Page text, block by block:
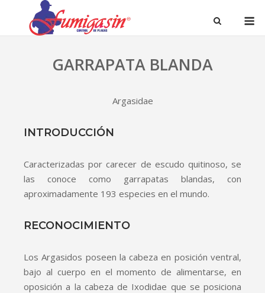
GARRAPATA BLANDA
Argasidae
INTRODUCCIÓN
Caracterizadas por carecer de escudo quitinoso, se
las conoce como garrapatas blandas, con
aproximadamente 193 especies en el mundo.
RECONOCIMIENTO
Los Argasidos poseen la cabeza en posición ventral,
bajo al cuerpo en el momento de alimentarse, en
oposición a la cabeza de Ixodidae que se posiciona